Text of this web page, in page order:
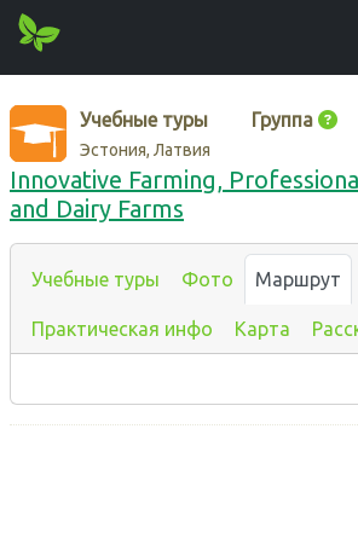
Учебные туры Группа
Эстония, Латвия
Innovative Farming,
and Dairy Farms
Учебные туры Фото Маршрут
Практическая инфо Карта